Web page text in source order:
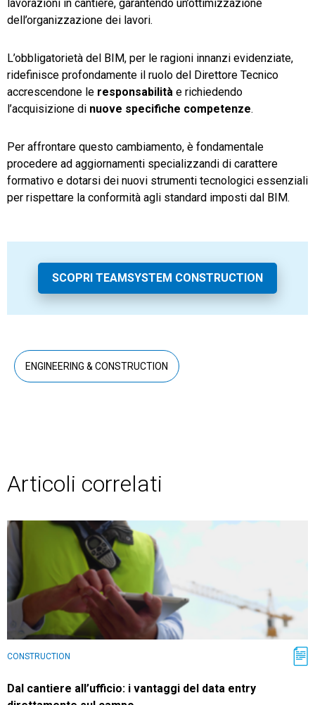
lavorazioni in cantiere, garantendo un’ottimizzazione
dell’organizzazione dei lavori.
L’obbligatorietà del BIM, per le ragioni innanzi evidenziate,
ridefinisce profondamente il ruolo del Direttore Tecnico
accrescendone le responsabilità e richiedendo
l’acquisizione di nuove specifiche competenze.
Per affrontare questo cambiamento, è fondamentale
procedere ad aggiornamenti specializzandi di carattere
formativo e dotarsi dei nuovi strumenti tecnologici essenziali
per rispettare la conformità agli standard imposti dal BIM.
SCOPRI TEAMSYSTEM CONSTRUCTION
ENGINEERING & CONSTRUCTION
Articoli correlati
CONSTRUCTION
Dal cantiere all’ufficio: i vantaggi del data entry